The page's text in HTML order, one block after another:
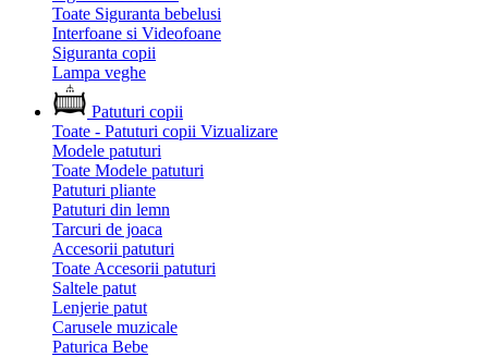
Toate Siguranta bebelusi
Interfoane si Videofoane
Siguranta copii
Lampa veghe
Patuturi copii
Toate - Patuturi copii Vizualizare
Modele patuturi
Toate Modele patuturi
Patuturi pliante
Patuturi din lemn
Tarcuri de joaca
Accesorii patuturi
Toate Accesorii patuturi
Saltele patut
Lenjerie patut
Carusele muzicale
Paturica Bebe